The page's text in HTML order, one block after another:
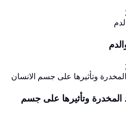
المخدرة وتأثيرها على جسم